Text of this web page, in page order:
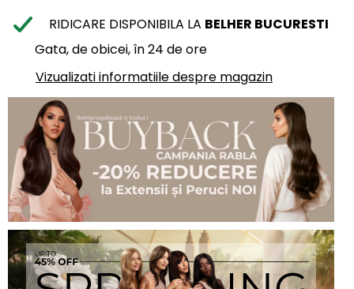
RIDICARE DISPONIBILA LA BELHER BUCURESTI
Gata, de obicei, în 24 de ore
Vizualizati informatiile despre magazin